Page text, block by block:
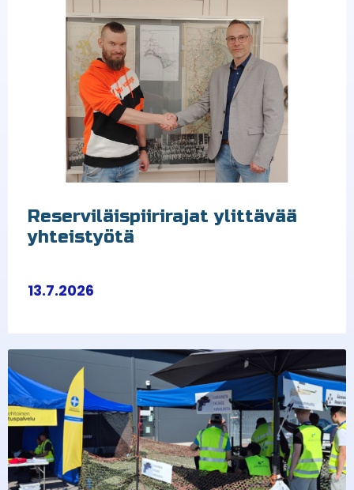
Reserviläispiirirajat ylittävää
yhteistyötä
13.7.2026